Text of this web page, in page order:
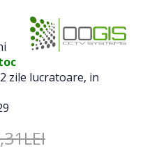
zile lucratoare, in